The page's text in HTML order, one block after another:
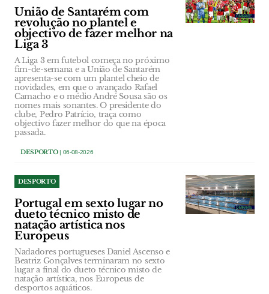
União de Santarém com
revolução no plantel e
objectivo de fazer melhor na
Liga 3
A Liga 3 em futebol começa no próximo
fim-de-semana e a União de Santarém
apresenta-se com um plantel cheio de
novidades, em que o avançado Rafael
Camacho e o médio André Sousa são os
nomes mais sonantes. O presidente do
clube, Pedro Patrício, traça como
objectivo fazer melhor do que na época
passada.
DESPORTO| 06-08-2026
DESPORTO
Portugal em sexto lugar no
dueto técnico misto de
natação artística nos
Europeus
Nadadores portugueses Daniel Ascenso e
Beatriz Gonçalves terminaram no sexto
lugar a final do dueto técnico misto de
natação artística, nos Europeus de
desportos aquáticos.